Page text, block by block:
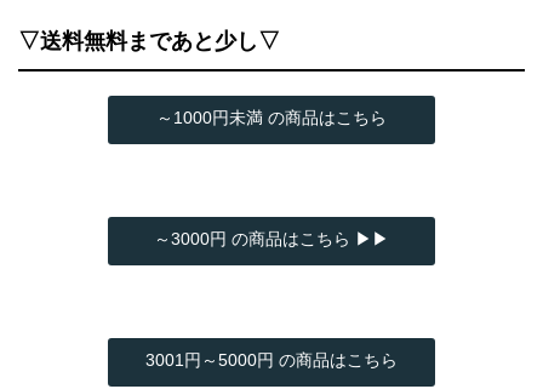
▽送料無料まであと少し▽
～1000円未満 の商品はこちら
～3000円 の商品はこちら ▶▶
3001円～5000円 の商品はこちら